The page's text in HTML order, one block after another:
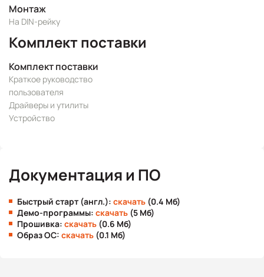
Монтаж
На DIN-рейку
Комплект поставки
Комплект поставки
Краткое руководство
пользователя
Драйверы и утилиты
Устройство
Документация и ПО
Быстрый старт (англ.): скачать (0.4 Мб)
Демо-программы: скачать (5 Мб)
Прошивка: скачать (0.6 Мб)
Образ ОС: скачать (0.1 Мб)